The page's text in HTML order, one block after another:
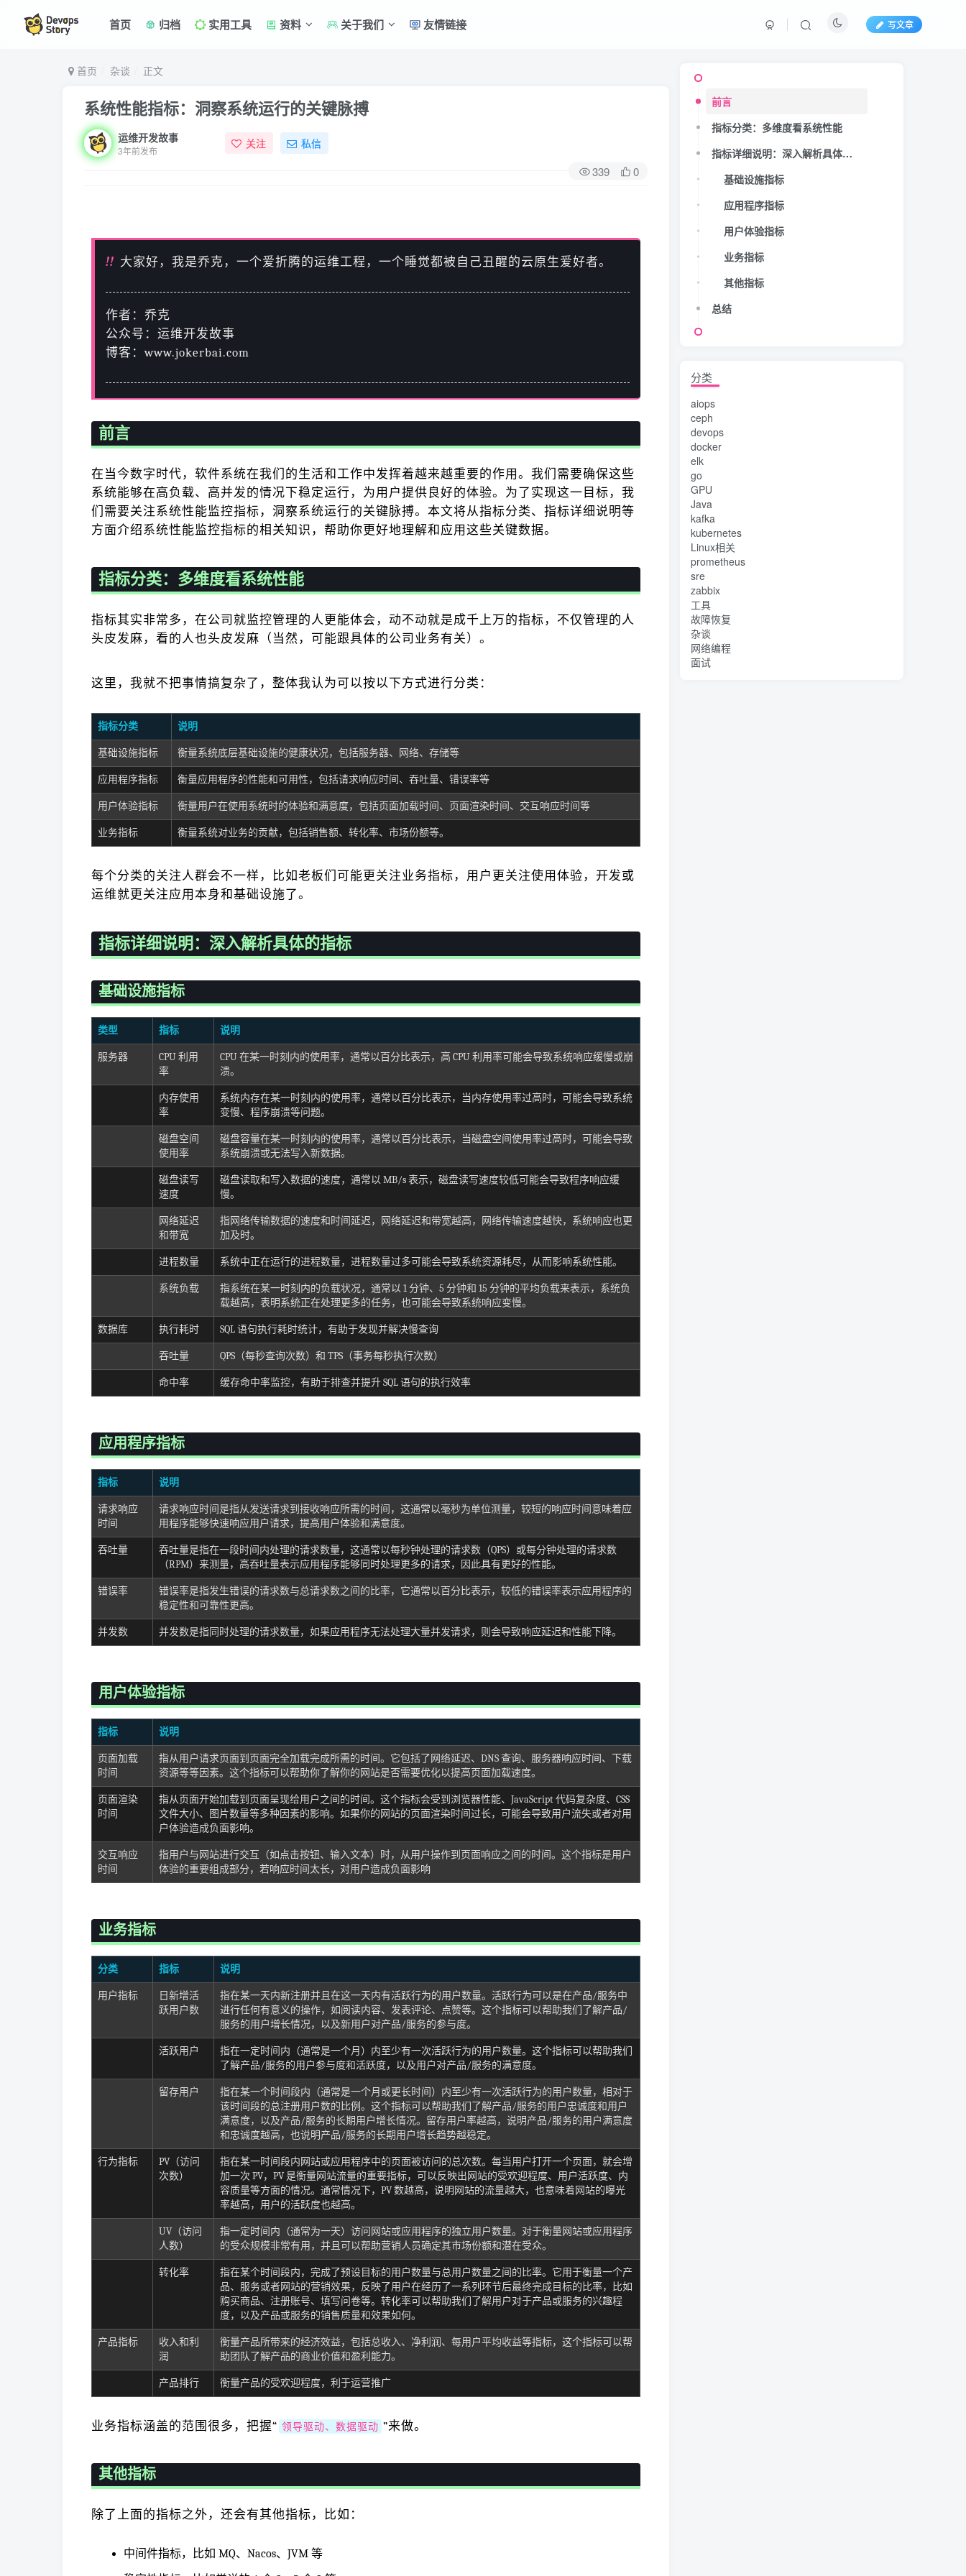
首页 归档 实用工具 资料 关于我们 友情链接 写文章
首页 杂谈 正文
系统性能指标：洞察系统运行的关键脉搏
运维开发故事
3年前发布 关注 私信
339 0
!! 大家好，我是乔克，一个爱折腾的运维工程，一个睡觉都被自己丑醒的云原生爱好者。
作者：乔克
公众号：运维开发故事
博客：www.jokerbai.com
前言
在当今数字时代，软件系统在我们的生活和工作中发挥着越来越重要的作用。我们需要确保这些
系统能够在高负载、高并发的情况下稳定运行，为用户提供良好的体验。为了实现这一目标，我
们需要关注系统性能监控指标，洞察系统运行的关键脉搏。本文将从指标分类、指标详细说明等
方面介绍系统性能监控指标的相关知识，帮助你更好地理解和应用这些关键数据。
指标分类：多维度看系统性能
指标其实非常多，在公司就监控管理的人更能体会，动不动就是成千上万的指标，不仅管理的人
头皮发麻，看的人也头皮发麻（当然，可能跟具体的公司业务有关）。
这里，我就不把事情搞复杂了，整体我认为可以按以下方式进行分类：
指标分类 说明
基础设施指标 衡量系统底层基础设施的健康状况，包括服务器、网络、存储等
应用程序指标 衡量应用程序的性能和可用性，包括请求响应时间、吞吐量、错误率等
用户体验指标 衡量用户在使用系统时的体验和满意度，包括页面加载时间、页面渲染时间、交互响应时间等
业务指标 衡量系统对业务的贡献，包括销售额、转化率、市场份额等。
每个分类的关注人群会不一样，比如老板们可能更关注业务指标，用户更关注使用体验，开发或
运维就更关注应用本身和基础设施了。
指标详细说明：深入解析具体的指标
基础设施指标
类型 指标 说明
服务器
CPU 利用
率
CPU 在某一时刻内的使用率，通常以百分比表示，高 CPU 利用率可能会导致系统响应缓慢或崩
溃。
内存使用
率
系统内存在某一时刻内的使用率，通常以百分比表示，当内存使用率过高时，可能会导致系统
变慢、程序崩溃等问题。
磁盘空间
使用率
磁盘容量在某一时刻内的使用率，通常以百分比表示，当磁盘空间使用率过高时，可能会导致
系统崩溃或无法写入新数据。
磁盘读写
速度
磁盘读取和写入数据的速度，通常以 MB/s 表示，磁盘读写速度较低可能会导致程序响应缓
慢。
网络延迟
和带宽
指网络传输数据的速度和时间延迟，网络延迟和带宽越高，网络传输速度越快，系统响应也更
加及时。
进程数量 系统中正在运行的进程数量，进程数量过多可能会导致系统资源耗尽，从而影响系统性能。
系统负载
指系统在某一时刻内的负载状况，通常以 1 分钟、5 分钟和 15 分钟的平均负载来表示，系统负
载越高，表明系统正在处理更多的任务，也可能会导致系统响应变慢。
数据库 执行耗时 SQL 语句执行耗时统计，有助于发现并解决慢查询
吞吐量 QPS（每秒查询次数）和 TPS（事务每秒执行次数）
命中率 缓存命中率监控，有助于排查并提升 SQL 语句的执行效率
应用程序指标
指标 说明
请求响应
时间
请求响应时间是指从发送请求到接收响应所需的时间，这通常以毫秒为单位测量，较短的响应时间意味着应
用程序能够快速响应用户请求，提高用户体验和满意度。
吞吐量
吞吐量是指在一段时间内处理的请求数量，这通常以每秒钟处理的请求数（QPS）或每分钟处理的请求数
（RPM）来测量，高吞吐量表示应用程序能够同时处理更多的请求，因此具有更好的性能。
错误率
错误率是指发生错误的请求数与总请求数之间的比率，它通常以百分比表示，较低的错误率表示应用程序的
稳定性和可靠性更高。
并发数 并发数是指同时处理的请求数量，如果应用程序无法处理大量并发请求，则会导致响应延迟和性能下降。
用户体验指标
指标 说明
页面加载
时间
指从用户请求页面到页面完全加载完成所需的时间。它包括了网络延迟、DNS 查询、服务器响应时间、下载
资源等等因素。这个指标可以帮助你了解你的网站是否需要优化以提高页面加载速度。
页面渲染
时间
指从页面开始加载到页面呈现给用户之间的时间。这个指标会受到浏览器性能、JavaScript 代码复杂度、CSS
文件大小、图片数量等多种因素的影响。如果你的网站的页面渲染时间过长，可能会导致用户流失或者对用
户体验造成负面影响。
交互响应
时间
指用户与网站进行交互（如点击按钮、输入文本）时，从用户操作到页面响应之间的时间。这个指标是用户
体验的重要组成部分，若响应时间太长，对用户造成负面影响
业务指标
分类 指标 说明
用户指标
日新增活
跃用户数
指在某一天内新注册并且在这一天内有活跃行为的用户数量。活跃行为可以是在产品/服务中
进行任何有意义的操作，如阅读内容、发表评论、点赞等。这个指标可以帮助我们了解产品/
服务的用户增长情况，以及新用户对产品/服务的参与度。
活跃用户
指在一定时间内（通常是一个月）内至少有一次活跃行为的用户数量。这个指标可以帮助我们
了解产品/服务的用户参与度和活跃度，以及用户对产品/服务的满意度。
留存用户
指在某一个时间段内（通常是一个月或更长时间）内至少有一次活跃行为的用户数量，相对于
该时间段的总注册用户数的比例。这个指标可以帮助我们了解产品/服务的用户忠诚度和用户
满意度，以及产品/服务的长期用户增长情况。留存用户率越高，说明产品/服务的用户满意度
和忠诚度越高，也说明产品/服务的长期用户增长趋势越稳定。
行为指标
PV（访问
次数）
指在某一时间段内网站或应用程序中的页面被访问的总次数。每当用户打开一个页面，就会增
加一次 PV，PV 是衡量网站流量的重要指标，可以反映出网站的受欢迎程度、用户活跃度、内
容质量等方面的情况。通常情况下，PV 数越高，说明网站的流量越大，也意味着网站的曝光
率越高，用户的活跃度也越高。
UV（访问
人数）
指一定时间内（通常为一天）访问网站或应用程序的独立用户数量。对于衡量网站或应用程序
的受众规模非常有用，并且可以帮助营销人员确定其市场份额和潜在受众。
转化率
指在某个时间段内，完成了预设目标的用户数量与总用户数量之间的比率。它用于衡量一个产
品、服务或者网站的营销效果，反映了用户在经历了一系列环节后最终完成目标的比率，比如
购买商品、注册账号、填写问卷等。转化率可以帮助我们了解用户对于产品或服务的兴趣程
度，以及产品或服务的销售质量和效果如何。
产品指标
收入和利
润
衡量产品所带来的经济效益，包括总收入、净利润、每用户平均收益等指标，这个指标可以帮
助团队了解产品的商业价值和盈利能力。
产品排行 衡量产品的受欢迎程度，利于运营推广
业务指标涵盖的范围很多，把握“ 领导驱动、数据驱动 ”来做。
其他指标
除了上面的指标之外，还会有其他指标，比如：
中间件指标，比如 MQ、Nacos、JVM 等
前言
指标分类：多维度看系统性能
指标详细说明：深入解析具体的指标
基础设施指标
应用程序指标
用户体验指标
业务指标
其他指标
总结
分类
aiops
ceph
devops
docker
elk
go
GPU
Java
kafka
kubernetes
Linux相关
prometheus
sre
zabbix
工具
故障恢复
杂谈
网络编程
面试